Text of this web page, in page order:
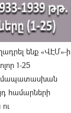
ենք «ՎԷՄ»-ի
1-25
համարների